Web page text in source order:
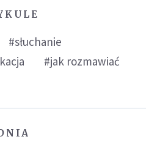
#słuchanie
#jak rozmawiać